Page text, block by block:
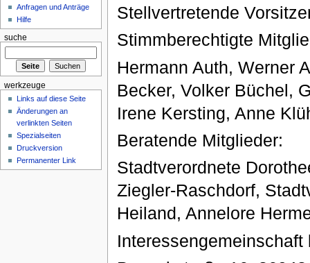
Stellvertretende
Stimmberechtigte
Hermann Auth, Werner
Becker, Volker Büchel,
Irene Kersting, Anne
Beratende Mitglieder:
Stadtverordnete
Ziegler-Raschdorf,
Heiland, Annelore
Interessengemeinschaft
Anfragen und Anträge
Hilfe
suche
werkzeuge
Links auf diese Seite
Änderungen an
verlinkten Seiten
Spezialseiten
Druckversion
Permanenter Link